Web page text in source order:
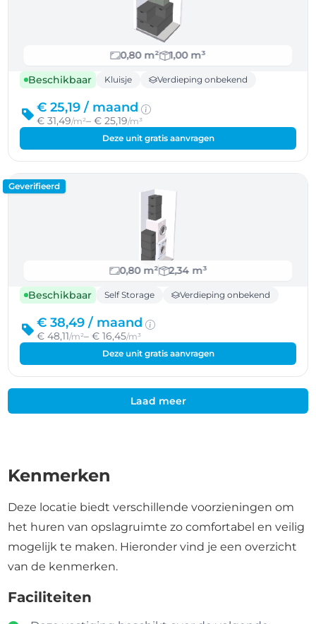
0,80 m²
1,00 m³
Beschikbaar
Kluisje Verdieping onbekend
€ 25,19 / maand
€ 31,49/m²– € 25,19/m³
Deze unit gratis aanvragen
Geverifieerd
0,80 m²
2,34 m³
Beschikbaar
Self Storage Verdieping onbekend
€ 38,49 / maand
€ 48,11/m²– € 16,45/m³
Deze unit gratis aanvragen
Laad meer
Kenmerken
Deze locatie biedt verschillende voorzieningen om
het huren van opslagruimte zo comfortabel en veilig
mogelijk te maken. Hieronder vind je een overzicht
van de kenmerken.
Faciliteiten